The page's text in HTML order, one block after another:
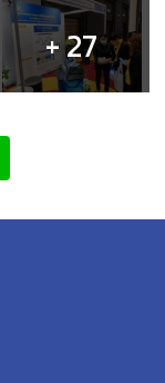
+ 27